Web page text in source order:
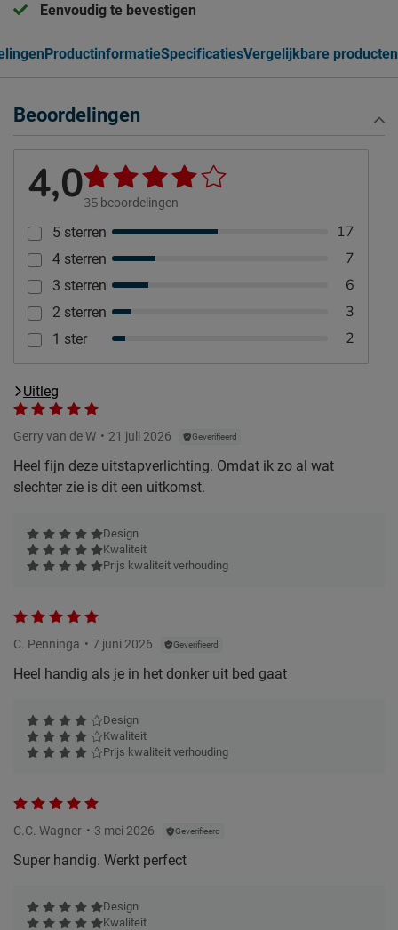
Eenvoudig te bevestigen
ProductinformatieSpecificatiesVergelijkbare producten
Beoordelingen
4,035 beoordelingen
5 sterren 17
4 sterren 7
3 sterren 6
2 sterren 3
1 ster 2
Uitleg
Gerry van de W 21 juli 2026 Geverifieerd
Heel fijn deze uitstapverlichting. Omdat ik zo al wat
slechter zie is dit een uitkomst.
Design
Kwaliteit
Prijs kwaliteit verhouding
C. Penninga 7 juni 2026 Geverifieerd
Heel handig als je in het donker uit bed gaat
Design
Kwaliteit
Prijs kwaliteit verhouding
C.C. Wagner 3 mei 2026 Geverifieerd
Super handig. Werkt perfect
Design
Kwaliteit